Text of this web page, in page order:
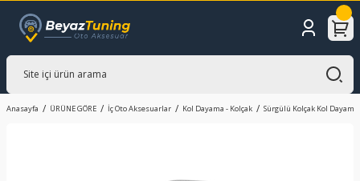
Anasayfa ÜRÜNE GÖRE İç Oto Aksesuarlar Kol Dayama - Kolçak Sürgülü Kolçak Kol